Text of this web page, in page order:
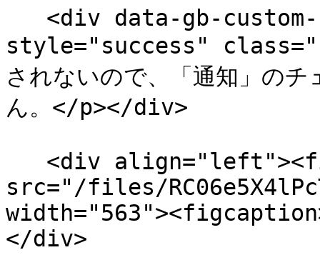
style="success"
されないので、「通知」の
ん。</p></div>
src="/files/
</div>